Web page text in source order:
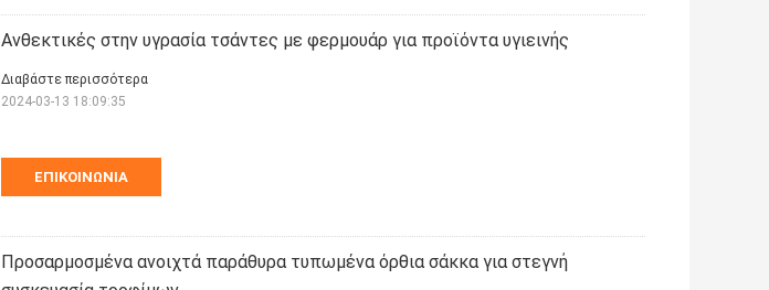
Ανθεκτικές στην υγρασία τσάντες με φερμουάρ για προϊόντα υγιεινής
ΕΠΙΚΟΙΝΩΝΊΑ
Διαβάστε περισσότερα
2024-03-13 18:09:35
Προσαρμοσμένα ανοιχτά παράθυρα τυπωμένα όρθια σάκκα για στεγνή